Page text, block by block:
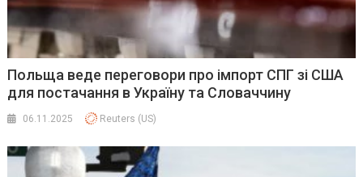
Польща веде переговори про імпорт СПГ зі США
для постачання в Україну та Словаччину
06.11.2025 Reuters (US)